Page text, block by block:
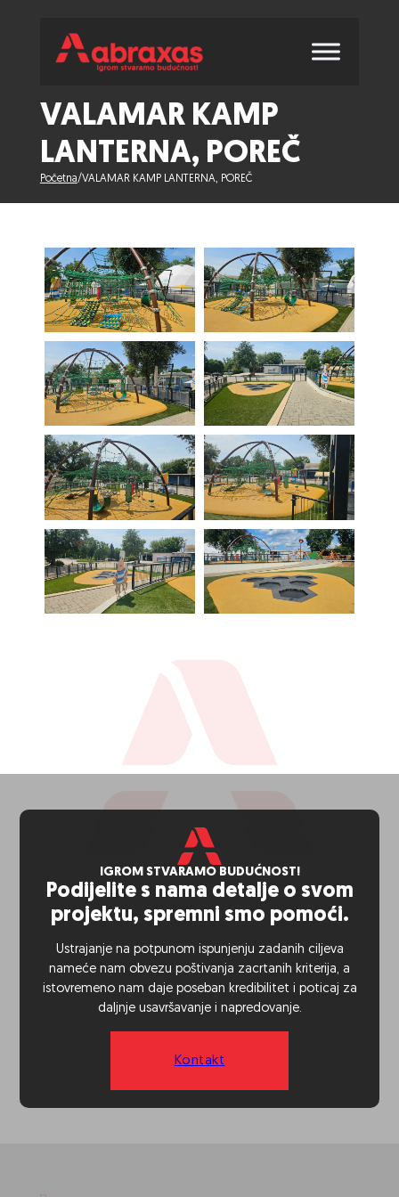
VALAMAR KAMP
LANTERNA, POREČ
Početna/VALAMAR KAMP LANTERNA, POREČ
IGROM STVARAMO BUDUĆNOST!
Podijelite s nama detalje o svom
projektu, spremni smo pomoći.
Ustrajanje na potpunom ispunjenju zadanih ciljeva
nameće nam obvezu poštivanja zacrtanih kriterija, a
istovremeno nam daje poseban kredibilitet i poticaj za
daljnje usavršavanje i napredovanje.
Kontakt